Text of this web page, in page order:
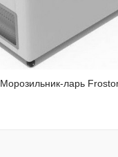
Морозильник-ларь